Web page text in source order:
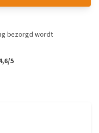
bezorgd wordt
5